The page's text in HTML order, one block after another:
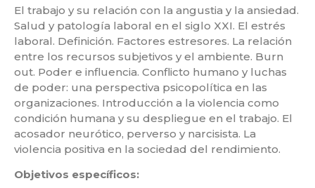
El trabajo y su relación con la angustia y la ansiedad.
Salud y patología laboral en el siglo XXI. El estrés
laboral. Definición. Factores estresores. La relación
entre los recursos subjetivos y el ambiente. Burn
out. Poder e influencia. Conflicto humano y luchas
de poder: una perspectiva psicopolítica en las
organizaciones. Introducción a la violencia como
condición humana y su despliegue en el trabajo. El
acosador neurótico, perverso y narcisista. La
violencia positiva en la sociedad del rendimiento.
Objetivos específicos: